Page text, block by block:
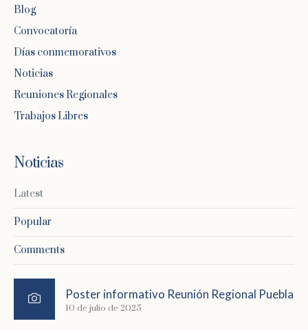
Blog
Convocatoría
Días conmemorativos
Noticias
Reuniones Regionales
Trabajos Libres
Noticias
Latest
Popular
Comments
Poster informativo Reunión Regional Puebla
10 de julio de 2025